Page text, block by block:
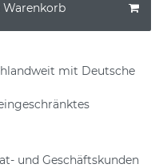
Warenkorb
mit Deutsche
und Geschäftskunden